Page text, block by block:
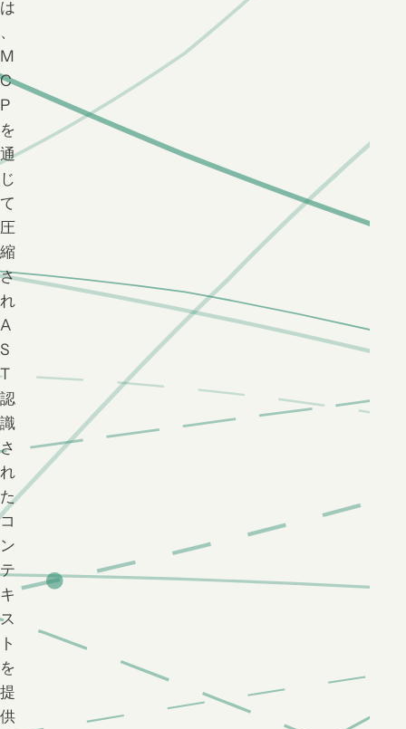
は
、
M
C
P
を
通
じ
て
圧
縮
さ
れ
A
S
T
認
識
さ
れ
た
コ
ン
テ
キ
ス
ト
を
提
供